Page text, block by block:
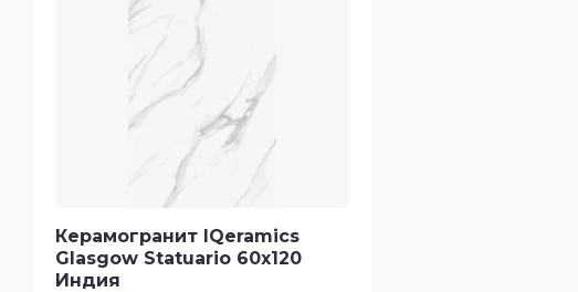
Керамогранит IQeramics
Glasgow Statuario 60х120
Индия